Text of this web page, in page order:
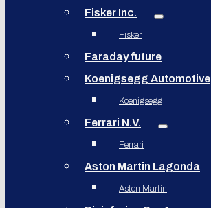
Fisker Inc.
Fisker
Faraday future
Koenigsegg Automotive
Koenigsegg
Ferrari N.V.
Ferrari
Aston Martin Lagonda
Aston Martin